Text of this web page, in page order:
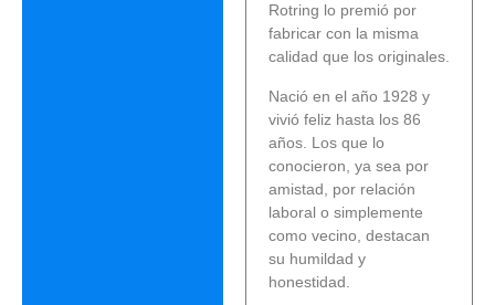
Rotring lo premió por
fabricar con la misma
calidad que los originales.
Nació en el año 1928 y
vivió feliz hasta los 86
años. Los que lo
conocieron, ya sea por
amistad, por relación
laboral o simplemente
como vecino, destacan
su humildad y
honestidad.